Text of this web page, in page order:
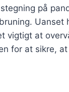
på
Uanset
vigtigt at
for at sikre,